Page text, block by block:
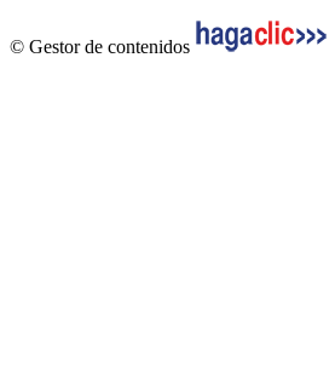
© Gestor de contenidos